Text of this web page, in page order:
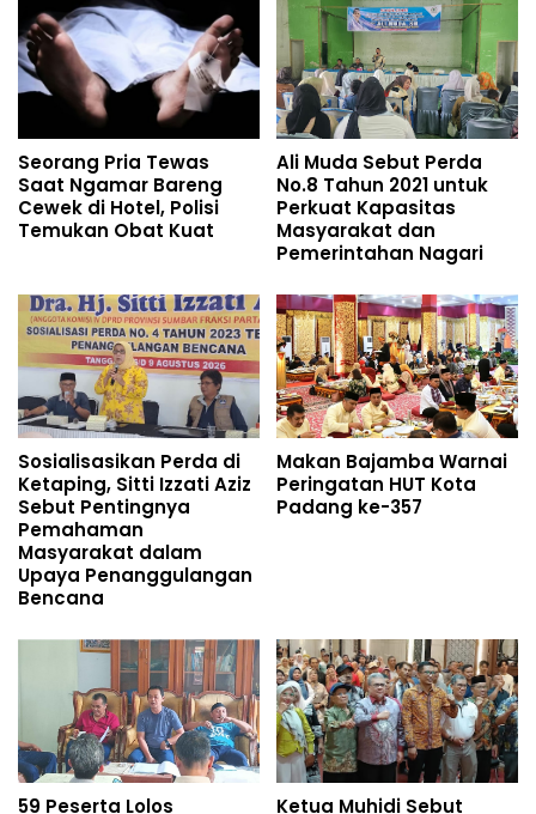
Seorang Pria Tewas
Saat Ngamar Bareng
Cewek di Hotel, Polisi
Temukan Obat Kuat
Ali Muda Sebut Perda
No.8 Tahun 2021 untuk
Perkuat Kapasitas
Masyarakat dan
Pemerintahan Nagari
Sosialisasikan Perda di
Ketaping, Sitti Izzati Aziz
Sebut Pentingnya
Pemahaman
Masyarakat dalam
Upaya Penanggulangan
Bencana
Makan Bajamba Warnai
Peringatan HUT Kota
Padang ke-357
59 Peserta Lolos Ketua Muhidi Sebut